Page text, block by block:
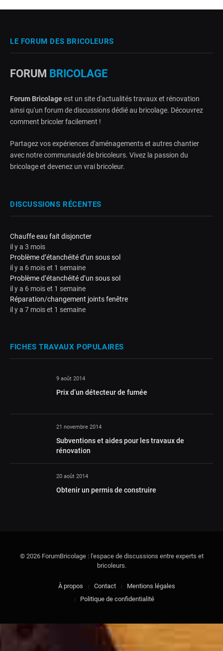
LE FORUM DES BRICOLEURS
FORUM BRICOLAGE
Forum Bricolageest un site d'actualités travaux et rénovation
ainsi qu'un forum de discussions dédié au bricolage. Découvrez
comment bricoler facilement !
Partagez vos expériences d'aménagements et autres chantier
avec notre communauté de bricoleurs. Vivez la passion du
bricolage et devenez un vrai bricoleur.
DISCUSSIONS RÉCENTES
Chauffe eau fait disjoncter
il y a 3 mois
Problème d’étanchéité d’un sous sol
il y a 6 mois et 1 semaine
Problème d’étanchéité d’un sous sol
il y a 6 mois et 1 semaine
Réparation/changement joints fenêtre
il y a 7 mois et 1 semaine
FICHES TRAVAUX POPULAIRES
9 août 2014
Prix d’un détecteur de fumée
21 novembre 2014
Subventions et aides pour les travaux de
rénovation
20 août 2014
Obtenir un permis de construire
© 2026 ForumBricolage : l'espace de discussions entre experts et
bricoleurs.
À propos Contact
Mentions légales
Politique de confidentialité